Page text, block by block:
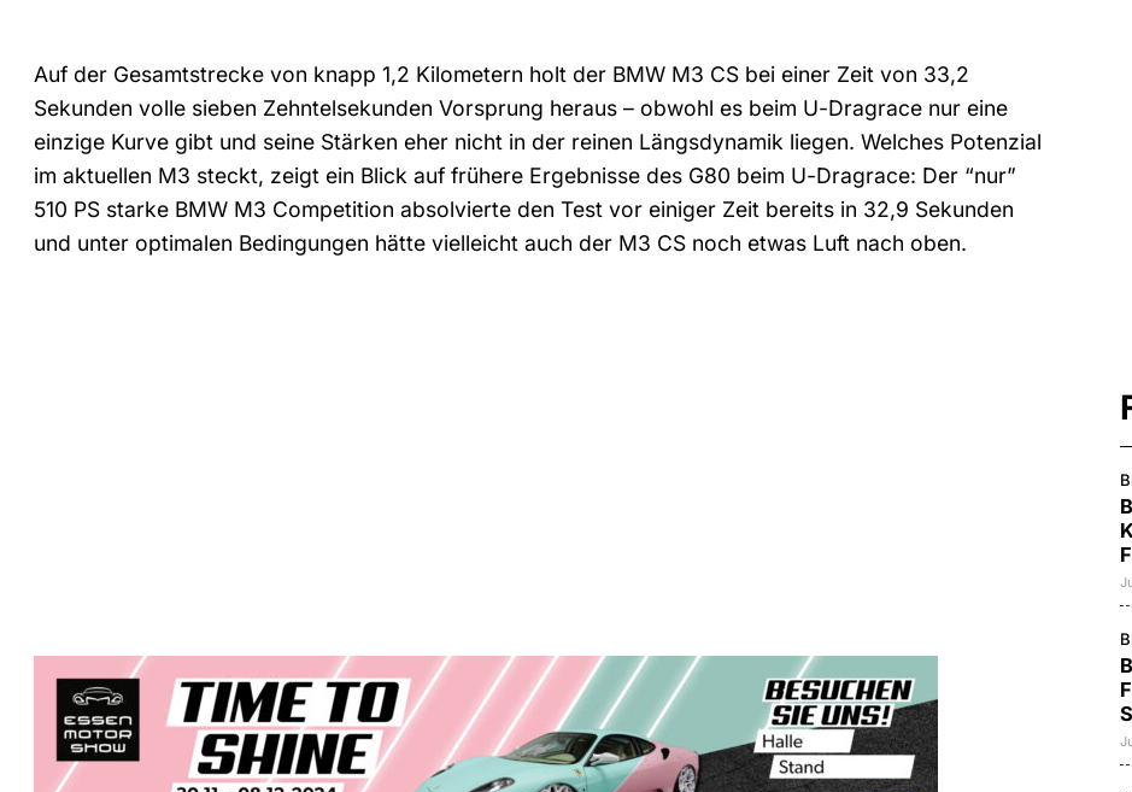
Auf der Gesamtstrecke von knapp 1,2 Kilometern holt der BMW M3 CS bei einer Zeit von 33,2
Sekunden volle sieben Zehntelsekunden Vorsprung heraus – obwohl es beim U-Dragrace nur eine
einzige Kurve gibt und seine Stärken eher nicht in der reinen Längsdynamik liegen. Welches Potenzial
im aktuellen M3 steckt, zeigt ein Blick auf frühere Ergebnisse des G80 beim U-Dragrace: Der “nur”
510 PS starke BMW M3 Competition absolvierte den Test vor einiger Zeit bereits in 32,9 Sekunden
und unter optimalen Bedingungen hätte vielleicht auch der M3 CS noch etwas Luft nach oben.